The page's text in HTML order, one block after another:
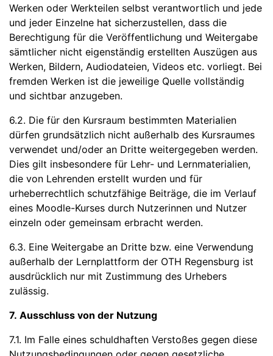
Werken oder Werkteilen selbst verantwortlich und jede
und jeder Einzelne hat sicherzustellen, dass die
Berechtigung für die Veröffentlichung und Weitergabe
sämtlicher nicht eigenständig erstellten Auszügen aus
Werken, Bildern, Audiodateien, Videos etc. vorliegt. Bei
fremden Werken ist die jeweilige Quelle vollständig
und sichtbar anzugeben.
6.2. Die für den Kursraum bestimmten Materialien
dürfen grundsätzlich nicht außerhalb des Kursraumes
verwendet und/oder an Dritte weitergegeben werden.
Dies gilt insbesondere für Lehr- und Lernmaterialien,
die von Lehrenden erstellt wurden und für
urheberrechtlich schutzfähige Beiträge, die im Verlauf
eines Moodle-Kurses durch Nutzerinnen und Nutzer
einzeln oder gemeinsam erbracht werden.
6.3. Eine Weitergabe an Dritte bzw. eine Verwendung
außerhalb der Lernplattform der OTH Regensburg ist
ausdrücklich nur mit Zustimmung des Urhebers
zulässig.
7. Ausschluss von der Nutzung
7.1. Im Falle eines schuldhaften Verstoßes gegen diese